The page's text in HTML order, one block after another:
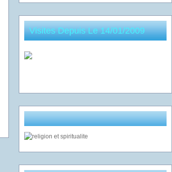
Visites Depuis Le 14/01/2009